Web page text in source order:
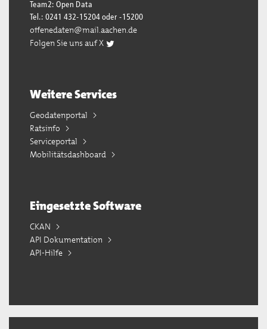
Team2: Open Data
Tel.: 0241 432-15204 oder -15200
offenedaten@mail.aachen.de
Folgen Sie uns auf X
Weitere Services
Geodatenportal
Ratsinfo
Serviceportal
Mobilitätsdashboard
Eingesetzte Software
CKAN
API Dokumentation
API-Hilfe